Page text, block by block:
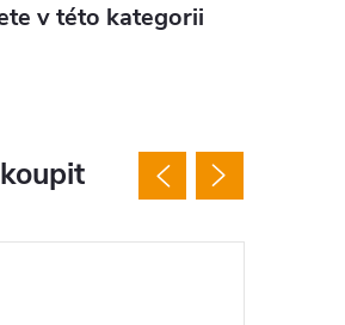
v této kategorii